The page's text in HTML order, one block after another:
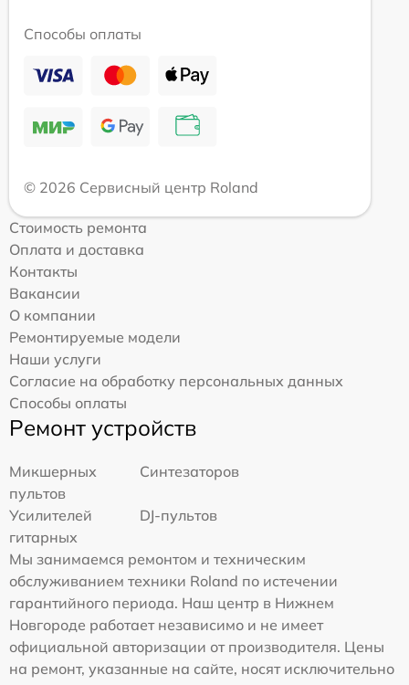
Способы оплаты
© 2026 Сервисный центр Roland
Стоимость ремонта
Оплата и доставка
Контакты
Вакансии
О компании
Ремонтируемые модели
Наши услуги
Согласие на обработку персональных данных
Способы оплаты
Ремонт устройств
Микшерных
пультов
Синтезаторов
Усилителей
гитарных
DJ-пультов
Мы занимаемся ремонтом и техническим
обслуживанием техники Roland по истечении
гарантийного периода. Наш центр в Нижнем
Новгороде работает независимо и не имеет
официальной авторизации от производителя. Цены
на ремонт, указанные на сайте, носят исключительно